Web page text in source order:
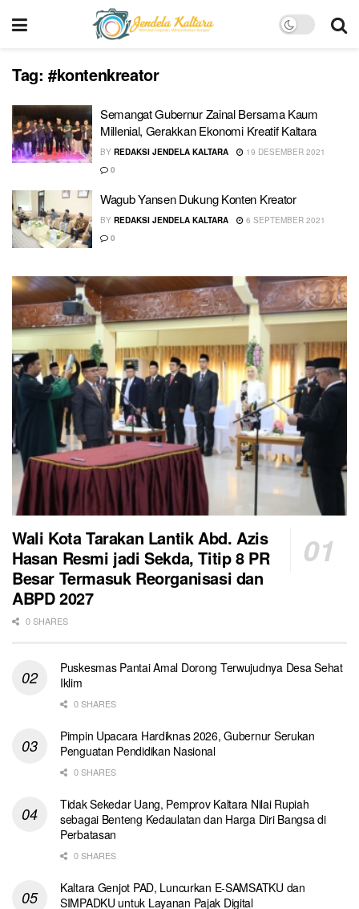
Tag: #kontenkreator
Semangat Gubernur Zainal Bersama Kaum
Millenial, Gerakkan Ekonomi Kreatif Kaltara
BY REDAKSI JENDELA KALTARA
19 DESEMBER 2021
0
Wagub Yansen Dukung Konten Kreator
BY REDAKSI JENDELA KALTARA
6 SEPTEMBER 2021
0
Wali Kota Tarakan Lantik Abd. Azis
Hasan Resmi jadi Sekda, Titip 8 PR
Besar Termasuk Reorganisasi dan
ABPD 2027
0 SHARES
Puskesmas Pantai Amal Dorong Terwujudnya Desa Sehat
Iklim
0 SHARES
Pimpin Upacara Hardiknas 2026, Gubernur Serukan
Penguatan Pendidikan Nasional
0 SHARES
Tidak Sekedar Uang, Pemprov Kaltara Nilai Rupiah
sebagai Benteng Kedaulatan dan Harga Diri Bangsa di
Perbatasan
0 SHARES
Kaltara Genjot PAD, Luncurkan E-SAMSATKU dan
SIMPADKU untuk Layanan Pajak Digital